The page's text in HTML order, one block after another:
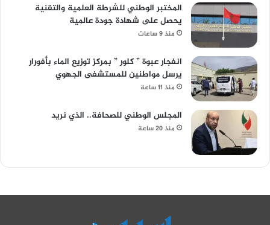
المختبر الوطني للشرطة العلمية والتقنية
يحصل على شهادة جودة عالمية
منذ 9 ساعات
انفجار عبوة ” كلور ” بمركز توزيع الماء بأفورار
يرسل مواطنين للمستشفى الجهوي
منذ 11 ساعة
المجلس الوطني للصحافة.. الذي نريد
منذ 20 ساعة